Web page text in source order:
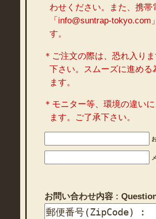
わせください。また、携
「info@suntrap-
す。
＊ご注文の際は、恐れ入り
下さい。スムーズに進め
ます。
＊モニター等、環境の違い
ます。ご了承下さい。
お問い合わせ内容 :